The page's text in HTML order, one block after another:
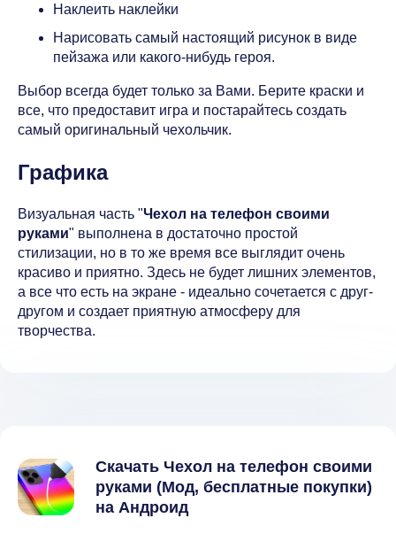
Наклеить наклейки
Нарисовать самый настоящий рисунок в виде
пейзажа или какого-нибудь героя.
Выбор всегда будет только за Вами. Берите краски и
все, что предоставит игра и постарайтесь создать
самый оригинальный чехольчик.
Графика
Визуальная часть "Чехол на телефон своими
руками" выполнена в достаточно простой
стилизации, но в то же время все выглядит очень
красиво и приятно. Здесь не будет лишних элементов,
а все что есть на экране - идеально сочетается с друг-
другом и создает приятную атмосферу для
творчества.
Скачать Чехол на телефон своими
руками (Мод, бесплатные покупки)
на Андроид